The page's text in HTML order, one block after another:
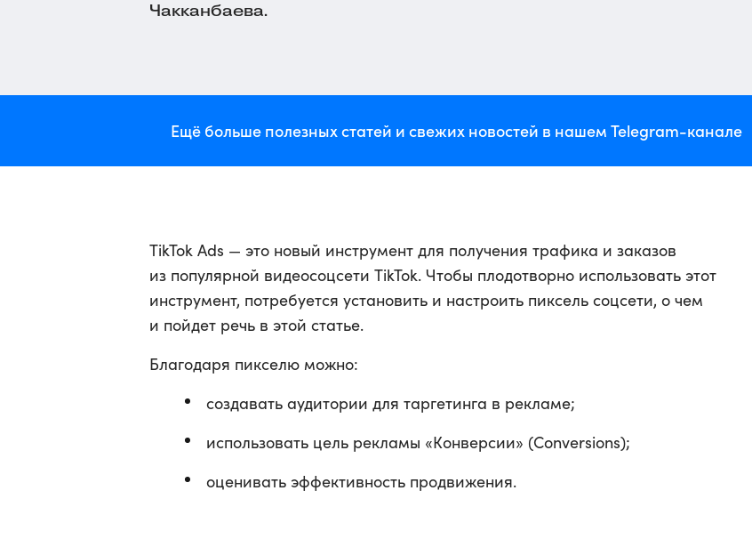
Чакканбаева.
Ещё больше полезных статей и свежих новостей в нашем Telegram-канале
TikTok Ads — это новый инструмент для получения трафика и заказов
из популярной видеосоцсети TikTok. Чтобы плодотворно использовать этот
инструмент, потребуется установить и настроить пиксель соцсети, о чем
и пойдет речь в этой статье.
Благодаря пикселю можно:
создавать аудитории для таргетинга в рекламе;
использовать цель рекламы «Конверсии» (Conversions);
оценивать эффективность продвижения.